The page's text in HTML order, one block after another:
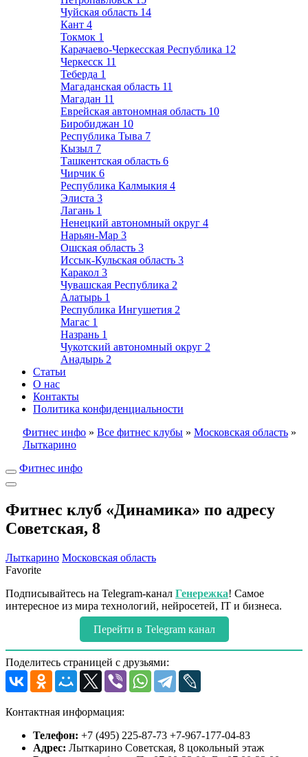
Чуйская область 14
Кант 4
Токмок 1
Карачаево-Черкесская Республика 12
Черкесск 11
Теберда 1
Магаданская область 11
Магадан 11
Еврейская автономная область 10
Биробиджан 10
Республика Тыва 7
Кызыл 7
Ташкентская область 6
Чирчик 6
Республика Калмыкия 4
Элиста 3
Лагань 1
Ненецкий автономный округ 4
Нарьян-Мар 3
Ошская область 3
Иссык-Кульская область 3
Каракол 3
Чувашская Республика 2
Алатырь 1
Республика Ингушетия 2
Магас 1
Назрань 1
Чукотский автономный округ 2
Анадырь 2
Статьи
О нас
Контакты
Политика конфиденциальности
Фитнес инфо » Все фитнес клубы » Московская область »
Лыткарино
Фитнес инфо
Фитнес клуб «Динамика» по адресу
Советская, 8
Лыткарино Московская область
Favorite
Подписывайтесь на Telegram-канал Генережка! Самое
интересное из мира технологий, нейросетей, IT и бизнеса.
Перейти в Telegram канал
Поделитесь страницей с друзьями:
Контактная информация:
Телефон: +7 (495) 225-87-73 +7-967-177-04-83
Адрес: Лыткарино Советская, 8 цокольный этаж